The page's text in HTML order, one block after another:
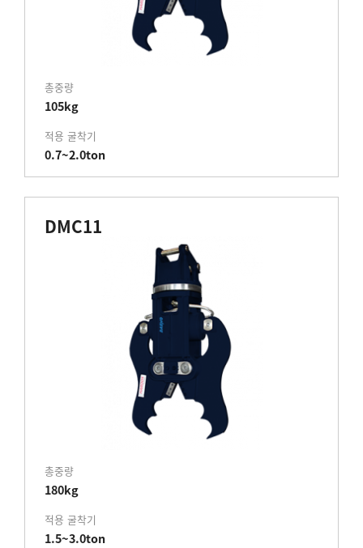
총중량
105kg
적용 굴착기
0.7~2.0ton
DMC11
총중량
180kg
적용 굴착기
1.5~3.0ton